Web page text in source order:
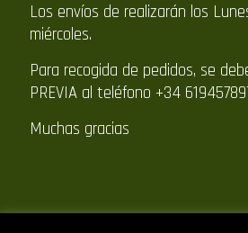
Los envíos de realizarán los
miércoles.
Para recogida de pedidos, se
PREVIA al teléfono +34
Muchas gracias